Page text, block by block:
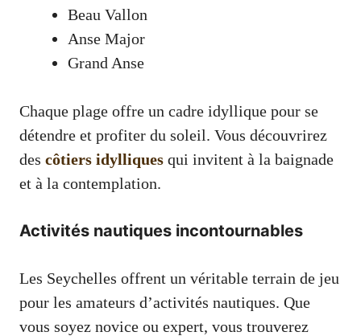
Beau Vallon
Anse Major
Grand Anse
Chaque plage offre un cadre idyllique pour se
détendre et profiter du soleil. Vous découvrirez
des côtiers idylliques qui invitent à la baignade
et à la contemplation.
Activités nautiques incontournables
Les Seychelles offrent un véritable terrain de jeu
pour les amateurs d’activités nautiques. Que
vous soyez novice ou expert, vous trouverez